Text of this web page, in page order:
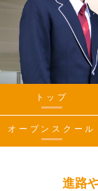
トップ
オープンスクール
進路